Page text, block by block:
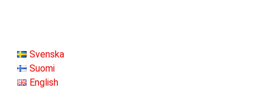
Svenska
Suomi
English